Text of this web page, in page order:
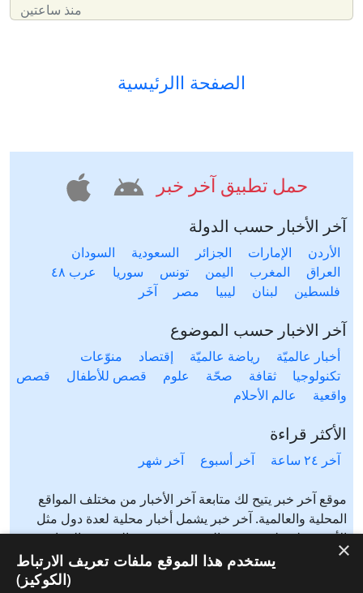
منذ ساعتين
الصفحة االرئيسية
حمل تطبيق آخر خبر
آخر الأخبار حسب الدولة
الأردن الإمارات الجزائر السعودية
السودان
العراق
المغرب اليمن تونس سوريا
عرب ٤٨
فلسطين
لبنان ليبيا مصر آخَر
آخر الاخبار حسب الموضوع
أخبار عالميّة رياضة عالميّة إقتصاد
منوّعات
تكنولوجيا
ثقافة صحّة علوم قصص للأطفال
قصص
واقعية
عالم الأحلام
الأكثر قراءة
آخر ٢٤ ساعة آخر أسبوع آخر شهر
موقع آخر خبر يتيح لك متابعة آخر الأخبار من مختلف المواقع
المحلية والعالمية. آخر خبر يشمل أخبار محلية لعدة دول مثل
الأردن، فلسطين، مصر، السعودية، تونس، المغرب، الجزائر،
عرب ٤٨، لبنان، العراق، اليمن وغيرها آخر خبر يتيح متابعة أخبار
من شتى المواضيع مثل: أخبار محلية، أخبار عالمية، رياضة،
×
يستخدم هذا الموقع ملفات تعريف الارتباط
(الكوكيز)